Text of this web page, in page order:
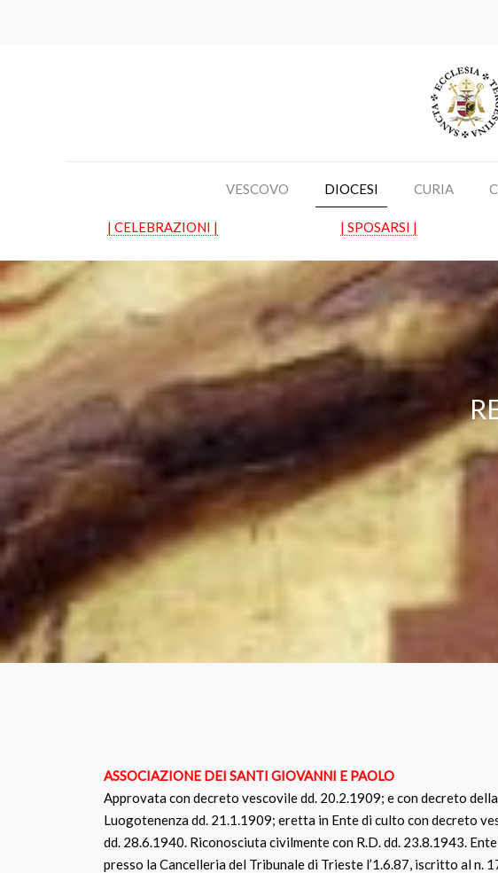
VESCOVO DIOCESI CURIA
| CELEBRAZIONI | | SPOSARSI |
ASSOCIAZIONE DEI SANTI GIOVANNI E PAOLO
Approvata con decreto vescovile dd. 20.2.1909; e con decreto della
Luogotenenza dd. 21.1.1909; eretta in Ente di culto con decreto
dd. 28.6.1940. Riconosciuta civilmente con R.D. dd. 23.8.1943.
presso la Cancelleria del Tribunale di Trieste l’1.6.87, iscritto al n.